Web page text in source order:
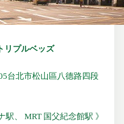
リプルベッズ
台北市松山區八德路四段
駅、 MRT 国父紀念館駅 》